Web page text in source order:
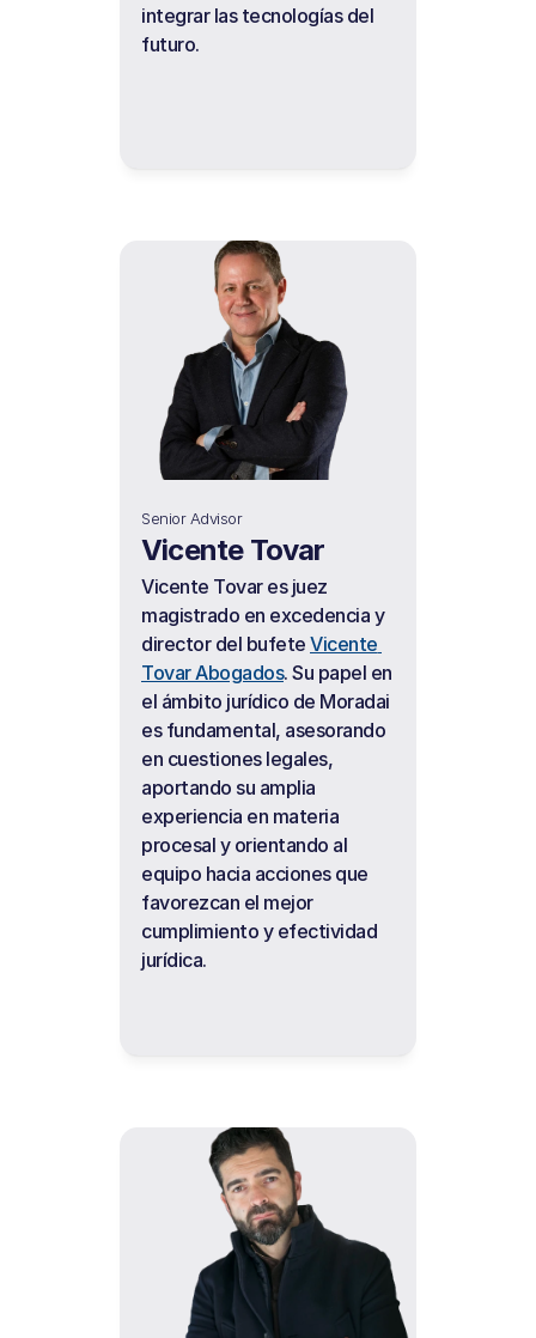
integrar las tecnologías del
futuro.
Senior Advisor
Vicente Tovar
Vicente Tovar es juez
magistrado en excedencia y
director del bufete Vicente
Tovar Abogados. Su papel en
el ámbito jurídico de Moradai
es fundamental, asesorando
en cuestiones legales,
aportando su amplia
experiencia en materia
procesal y orientando al
equipo hacia acciones que
favorezcan el mejor
cumplimiento y efectividad
jurídica.